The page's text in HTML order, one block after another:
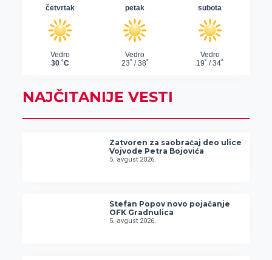
NAJČITANIJE VESTI
Zatvoren za saobraćaj deo ulice
Vojvode Petra Bojovića
5. avgust 2026.
Stefan Popov novo pojačanje
OFK Gradnulica
5. avgust 2026.